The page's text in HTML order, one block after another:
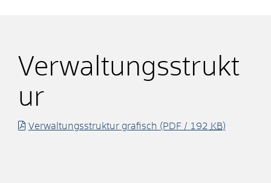
Verwaltungsstrukt
ur
Verwaltungsstruktur grafisch (PDF / 192 KB)